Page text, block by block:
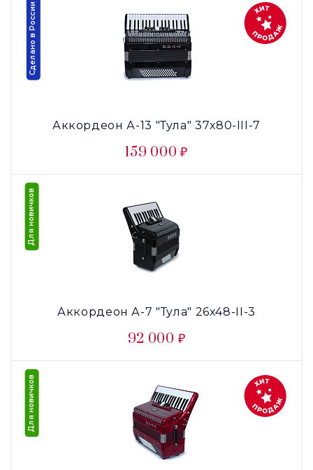
Аккордеон А-13 "Тула" 37х80-III-7
159 000 ₽
Сделано в России
Аккордеон А-7 "Тула" 26х48-II-3
92 000 ₽
Для новичков
Для новичков